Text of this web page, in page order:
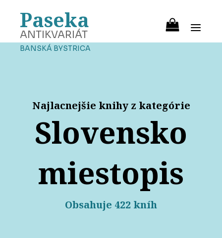
Paseka
ANTIKVARIÁT
BANSKÁ BYSTRICA
Najlacnejšie knihy z kategórie
Slovensko
miestopis
Obsahuje 422 kníh